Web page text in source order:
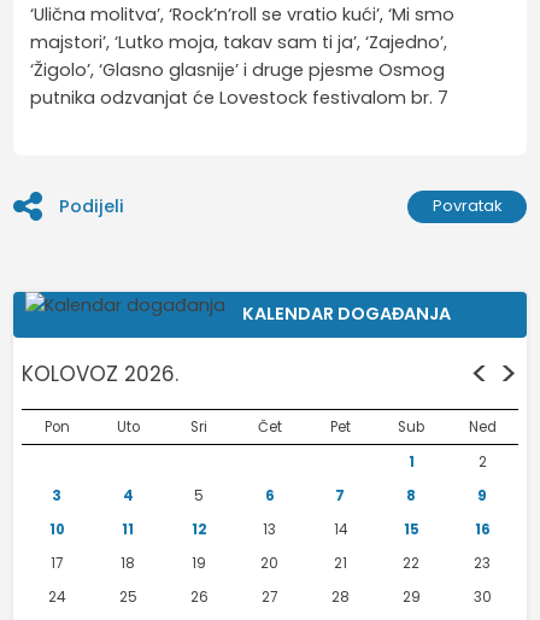
‘Ulična molitva’, ‘Rock’n’roll se vratio kući’, ‘Mi smo
majstori’, ‘Lutko moja, takav sam ti ja’, ‘Zajedno’,
‘Žigolo’, ‘Glasno glasnije’ i druge pjesme Osmog
putnika odzvanjat će Lovestock festivalom br. 7
Podijeli Povratak
KALENDAR DOGAĐANJA
KOLOVOZ 2026. < >
Pon Uto Sri Čet Pet Sub
Ned
1
2
3
4 5 6 7 8
9
10
11 12 13 14 15
16
17
18 19 20 21 22
23
24
25 26 27 28 29
30